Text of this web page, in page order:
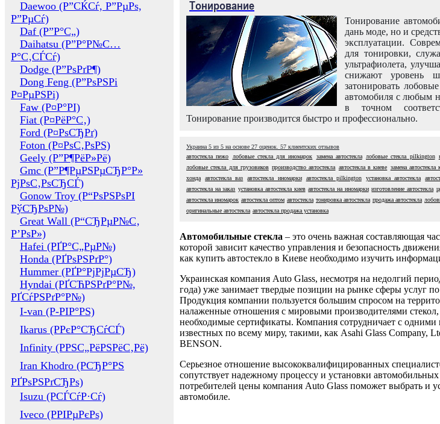
Daewoo (Р”СЌСѓ, Р”РµРѕ,
Р”РµСѓ)
Daf (Р”Р°С„)
Daihatsu (Р”Р°Р№С…
Р°С‚СЃСѓ)
Dodge (Р”РѕРґР¶)
Dong Feng (Р”РѕРЅРі
Р¤РµРЅРі)
Faw (Р¤Р°РІ)
Fiat (Р¤РёР°С‚)
Ford (Р¤РѕСЂРґ)
Foton (Р¤РѕС‚РѕРЅ)
Geely (Р”Р¶РёР»Рё)
Gmc (Р”Р¶РµРЅРµСЂР°Р»
РјРѕС‚РѕСЂСЃ)
Gonow Troy (Р“РѕРЅРѕРІ
РўСЂРѕР№)
Great Wall (Р“СЂРµР№С‚
Р’РѕР»)
Hafei (РҐР°С„РµР№)
Honda (РҐРѕРЅРґР°)
Hummer (РҐР°РјРјРµСЂ)
Hyndai (РҐСЋРЅРґР°Р№,
РҐСѓРЅРґР°Р№)
I-van (Р-РІР°РЅ)
Ikarus (РРєР°СЂСѓСЃ)
Infinity (РРЅС„РёРЅРёС‚Рё)
Iran Khodro (РСЂР°РЅ
РҐРѕРЅРґСЂРѕ)
Isuzu (РСЃСѓР·Сѓ)
Iveco (РРІРµРєРѕ)
Тонирование
Тонирование
дань моде, но и
эксплуатации.
для тонировки,
ультрафиолета,
снижают уровень
затонировать
автомобиля с любым
в точном
Тонирование производится быстро и профессионально.
Украина 5 из 5 на основе 27 оценок. 57 клиентских отзывов
автостекла пежо
лобовые стекла для иномарок замена автостекла лобовые стекла pilkington
лобовые стекла для грузовиков производство автостекла автостекла в киеве замена автостекла
хонда
автостекла ваз автостекла иномарки автостекла pilkington установка автостекла
автостекла на заказ установка автостекла киев автостекла на иномарки изготовление автостекла
автостекла иномарок автостекла оптом автостекла тонировка автостекла продажа автостекла
оригинальные автостекла автостекла продажа установка
Автомобильные стекла – это очень важная составляющая
которой зависит качество управления и безопасность
как купить автостекло в Киеве необходимо изучить
Украинская компания Auto Glass, несмотря на недолгий
года) уже занимает твердые позиции на рынке сферы услуг
Продукция компании пользуется большим спросом на
налаженные отношения с мировыми производителями стекол,
необходимые сертификаты. Компания сотрудничает с одними
известных по всему миру, такими, как Asahi Glass Company,
BENSON.
Серьезное отношение высококвалифицированных
сопутствует надежному процессу и установки
потребителей цены компания Auto Glass поможет выбрать и
автомобиле.